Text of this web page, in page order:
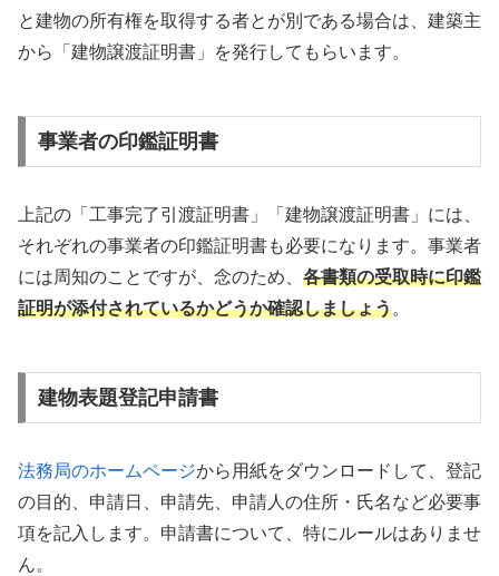
と建物の所有権を取得する者とが別である場合は、建築主
から「建物譲渡証明書」を発行してもらいます。
事業者の印鑑証明書
上記の「工事完了引渡証明書」「建物譲渡証明書」には、
それぞれの事業者の印鑑証明書も必要になります。事業者
には周知のことですが、念のため、 各書類の受取時に印鑑
証明が添付されているかどうか確認しましょう。
建物表題登記申請書
法務局のホームページから用紙をダウンロードして、登記
の目的、申請日、申請先、申請人の住所・氏名など必要事
項を記入します。申請書について、特にルールはありませ
ん。